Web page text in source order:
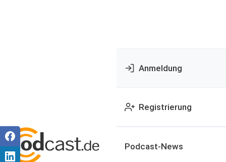
Anmeldung
Registrierung
Podcast-News